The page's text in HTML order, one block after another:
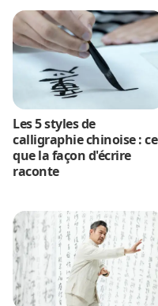
Les 5 styles de
calligraphie chinoise : ce
que la façon d'écrire
raconte